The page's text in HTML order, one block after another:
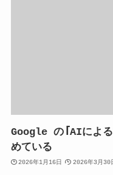
Google の「AIによる
めている
2026年1月16日 2026年3月30